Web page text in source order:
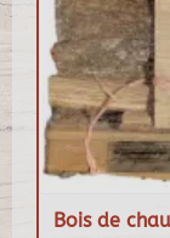
Bois de